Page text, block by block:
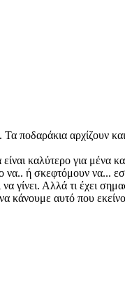
ποδαράκια αρχίζουν
καλύτερο για μένα
να.. ή σκεφτόμουν
γίνει. Αλλά τι έχει
κάνουμε αυτό που